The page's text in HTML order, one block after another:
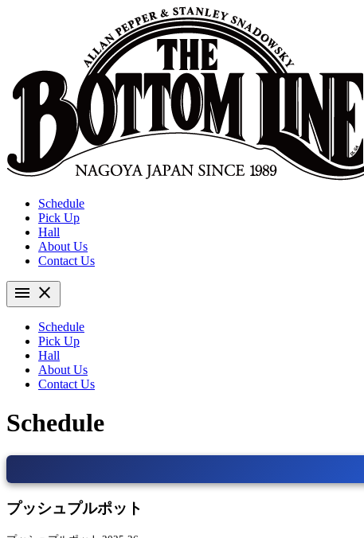
Schedule
Pick Up
Hall
About Us
Contact Us
menu close
Schedule
Pick Up
Hall
About Us
Contact Us
Schedule
プッシュプルポット